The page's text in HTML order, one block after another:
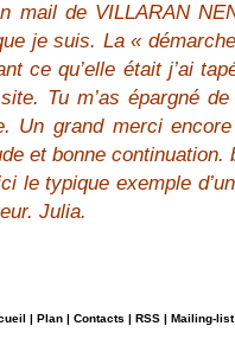
de VILLARAN
je suis. La «
ce qu’elle était j’ai
Tu m’as épargné
Un grand merci
et bonne continuation.
le typique exemple
Julia.
| Plan | Contacts | RSS | Mailing-list